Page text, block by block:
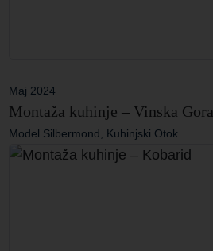
Maj 2024
Montaža kuhinje – Vinska Gora
Model Silbermond, Kuhinjski Otok